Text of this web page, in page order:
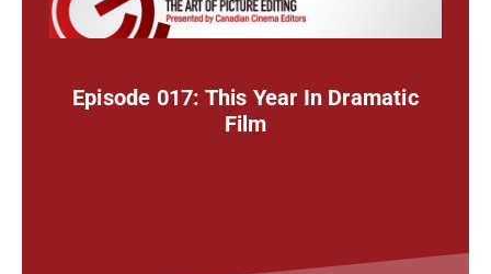
Episode 017: This Year In Dramatic
Film